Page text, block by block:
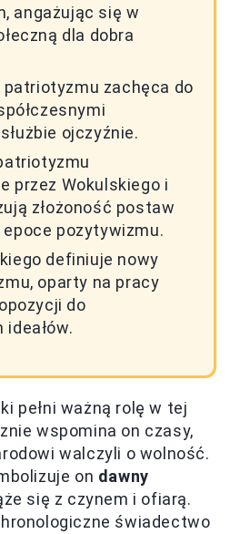
angażując się w
dla dobra
zachęca do
ojczyźnie.
przez Wokulskiego i
złożoność postaw
epoce pozytywizmu.
definiuje nowy
oparty na pracy
do
pełni ważną rolę w tej
wspomina on czasy,
walczyli o wolność.
on dawny
się z czynem i ofiarą.
świadectwo